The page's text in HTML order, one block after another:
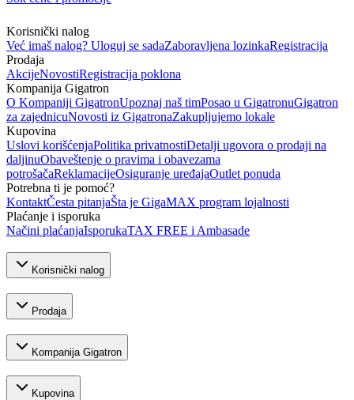
Korisnički nalog
Već imaš nalog? Uloguj se sadaZaboravljena lozinkaRegistracija
Prodaja
AkcijeNovostiRegistracija poklona
Kompanija Gigatron
O Kompaniji GigatronUpoznaj naš timPosao u GigatronuGigatron
za zajednicuNovosti iz GigatronaZakupljujemo lokale
Kupovina
Uslovi korišćenjaPolitika privatnostiDetalji ugovora o prodaji na
daljinuObaveštenje o pravima i obavezama
potrošačaReklamacijeOsiguranje uređajaOutlet ponuda
Potrebna ti je pomoć?
KontaktČesta pitanjaŠta je GigaMAX program lojalnosti
Plaćanje i isporuka
Načini plaćanjaIsporukaTAX FREE i Ambasade
Korisnički nalog
Prodaja
Kompanija Gigatron
Kupovina